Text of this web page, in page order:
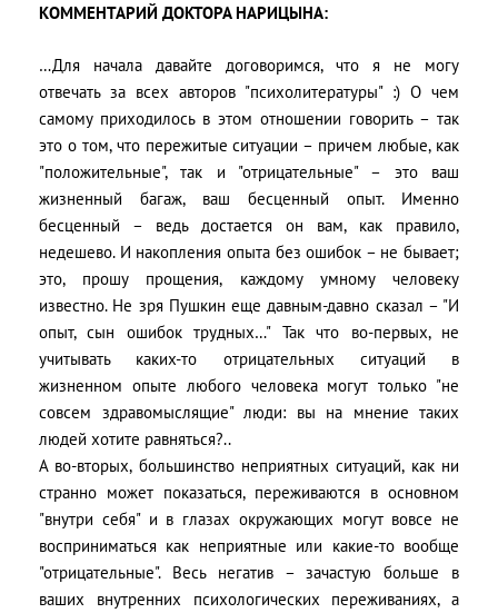
КОММЕНТАРИЙ ДОКТОРА НАРИЦЫНА:
…Для начала давайте договоримся, что я не могу
отвечать за всех авторов "психолитературы" :) О чем
самому приходилось в этом отношении говорить – так
это о том, что пережитые ситуации – причем любые, как
"положительные", так и "отрицательные" – это ваш
жизненный багаж, ваш бесценный опыт. Именно
бесценный – ведь достается он вам, как правило,
недешево. И накопления опыта без ошибок – не бывает;
это, прошу прощения, каждому умному человеку
известно. Не зря Пушкин еще давным-давно сказал – "И
опыт, сын ошибок трудных…" Так что во-первых, не
учитывать каких-то отрицательных ситуаций в
жизненном опыте любого человека могут только "не
совсем здравомыслящие" люди: вы на мнение таких
людей хотите равняться?..
А во-вторых, большинство неприятных ситуаций, как ни
странно может показаться, переживаются в основном
"внутри себя" и в глазах окружающих могут вовсе не
восприниматься как неприятные или какие-то вообще
"отрицательные". Весь негатив – зачастую больше в
ваших внутренних психологических переживаниях, а